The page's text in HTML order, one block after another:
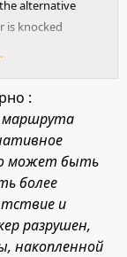
alternative
is knocked
:
маршрута
может быть
более
и
разрушен,
накопленной